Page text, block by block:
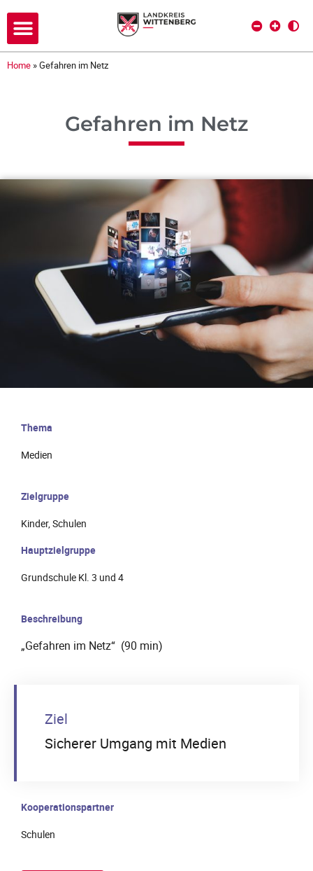
Home »Gefahren im Netz
Gefahren im Netz
Thema
Medien
Zielgruppe
Kinder, Schulen
Hauptzielgruppe
Grundschule Kl. 3 und 4
Beschreibung
„Gefahren im Netz“ (90 min)
Ziel
Sicherer Umgang mit Medien
Kooperationspartner
Schulen